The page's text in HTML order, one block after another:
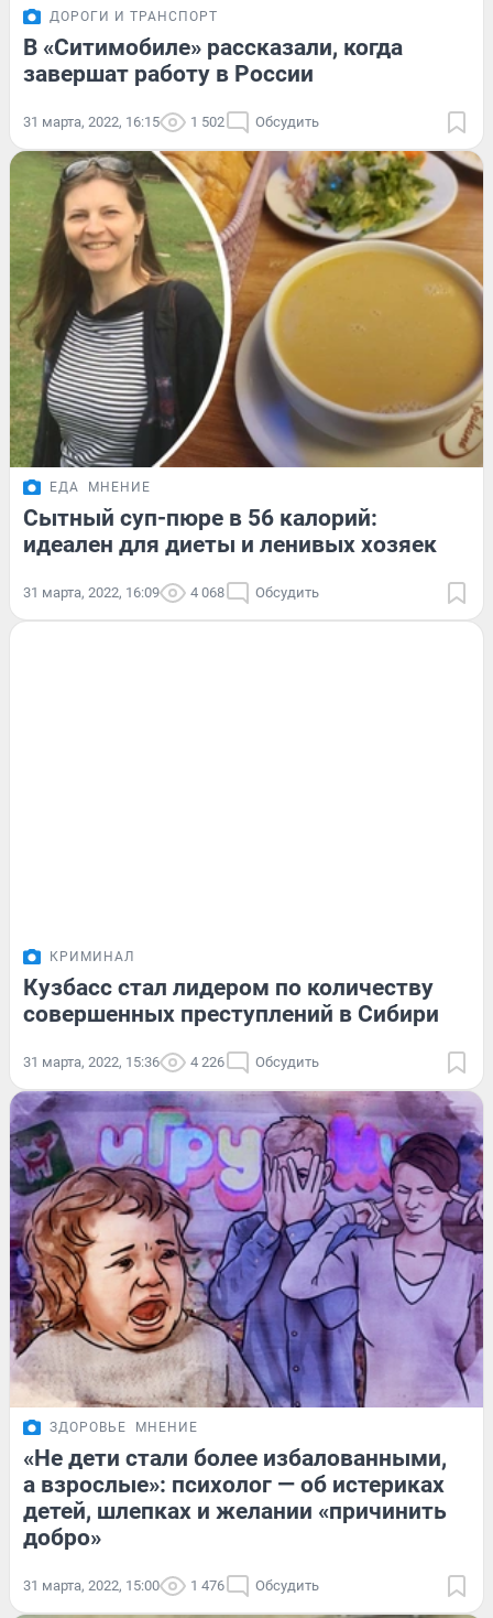
ДОРОГИ И ТРАНСПОРТ
В «Ситимобиле» рассказали, когда
завершат работу в России
31 марта, 2022, 16:15 1 502 Обсудить
ЕДА МНЕНИЕ
Сытный суп-пюре в 56 калорий:
идеален для диеты и ленивых хозяек
31 марта, 2022, 16:09 4 068 Обсудить
КРИМИНАЛ
Кузбасс стал лидером по количеству
совершенных преступлений в Сибири
31 марта, 2022, 15:36 4 226 Обсудить
ЗДОРОВЬЕ МНЕНИЕ
«Не дети стали более избалованными,
а взрослые»: психолог — об истериках
детей, шлепках и желании «причинить
добро»
31 марта, 2022, 15:00 1 476 Обсудить